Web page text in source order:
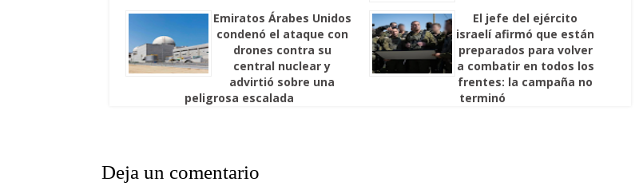
Emiratos Árabes Unidos
condenó el ataque con
drones contra su
central nuclear y
advirtió sobre una
peligrosa escalada
El jefe del ejército
israelí afirmó que están
preparados para volver
a combatir en todos los
frentes: la campaña no
terminó
Deja un comentario